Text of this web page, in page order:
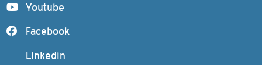
Youtube
Facebook
Linkedin